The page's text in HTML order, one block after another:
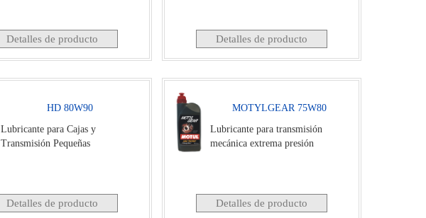
Detalles de producto Detalles de producto
HD 80W90
Lubricante para Cajas y
Transmisión Pequeñas
Detalles de producto
MOTYLGEAR 75W80
Lubricante para transmisión
mecánica extrema presión
Detalles de producto